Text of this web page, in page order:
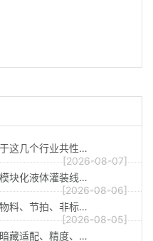
这几个行业共性…
[2026-08-07]
块化液体灌装线…
[2026-08-06]
料、节拍、非标…
[2026-08-05]
藏适配、精度、…